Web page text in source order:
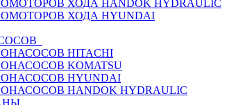
ХОДА HANDOK HYDRAULIC
ХОДА HYUNDAI
HITACHI
KOMATSU
HYUNDAI
HANDOK HYDRAULIC